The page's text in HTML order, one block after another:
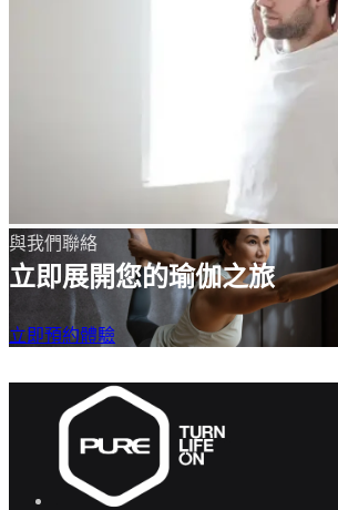
與我們聯絡
立即展開您的瑜伽之旅
立即預約體驗